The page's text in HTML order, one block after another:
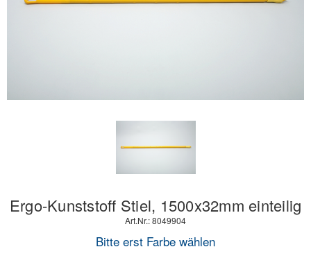
Ergo-Kunststoff Stiel, 1500x32mm einteilig
Art.Nr.: 8049904
Bitte erst Farbe wählen